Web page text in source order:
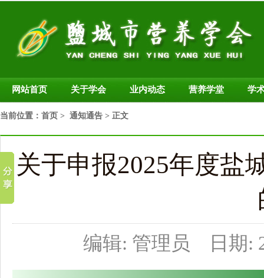
网站首页 关于学会 业内动态 营养学堂 学
当前位置： 首页 > 通知通告 > 正文
关于申报2025年度盐
编辑: 管理员 日期: